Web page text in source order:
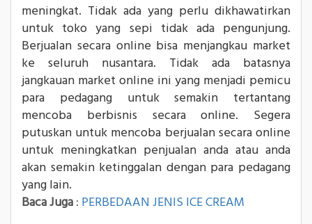
meningkat. Tidak ada yang perlu dikhawatirkan
untuk toko yang sepi tidak ada pengunjung.
Berjualan secara online bisa menjangkau market
ke seluruh nusantara. Tidak ada batasnya
jangkauan market online ini yang menjadi pemicu
para pedagang untuk semakin tertantang
mencoba berbisnis secara online. Segera
putuskan untuk mencoba berjualan secara online
untuk meningkatkan penjualan anda atau anda
akan semakin ketinggalan dengan para pedagang
yang lain.
Baca Juga: PERBEDAAN JENIS ICE CREAM